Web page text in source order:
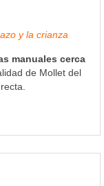
y la crianza
manuales cerca
de Mollet del